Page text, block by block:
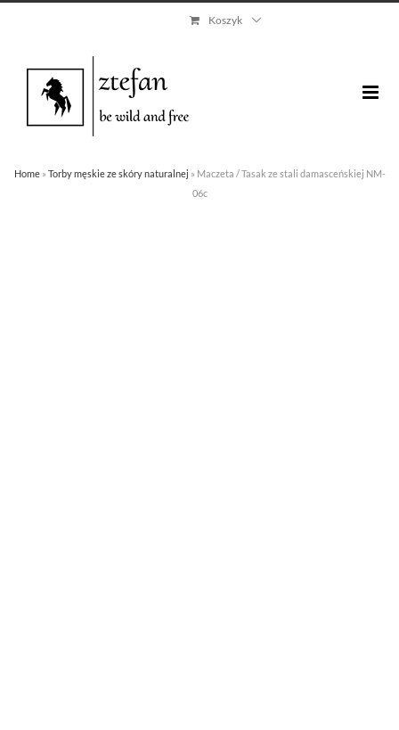
content
Koszyk
Home» Torby męskie ze skóry naturalnej » Maczeta / Tasak ze stali damasceńskiej NM-
06c